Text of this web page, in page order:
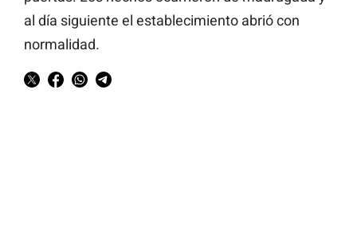
al día siguiente el establecimiento abrió con
normalidad.